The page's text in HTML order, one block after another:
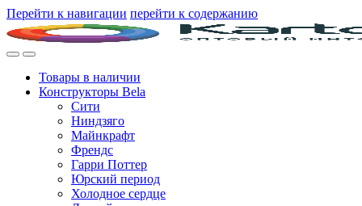
Перейти к навигации перейти к содержанию
Товары в наличии
Конструкторы Bela
Сити
Ниндзяго
Майнкрафт
Френдс
Гарри Поттер
Юрский период
Холодное сердце